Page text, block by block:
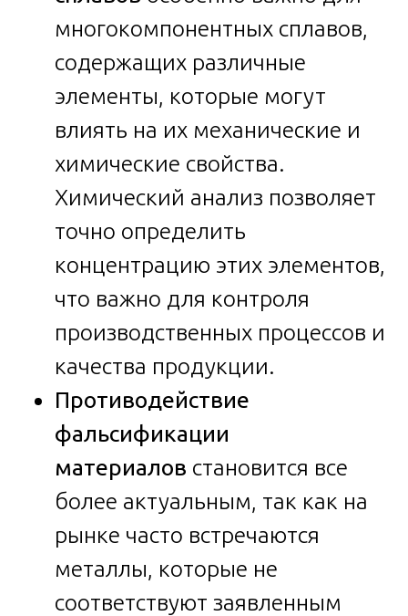
многокомпонентных сплавов,
содержащих различные
элементы, которые могут
влиять на их механические и
химические свойства.
Химический анализ позволяет
точно определить
концентрацию этих элементов,
что важно для контроля
производственных процессов и
качества продукции.
Противодействие
фальсификации
материалов становится все
более актуальным, так как на
рынке часто встречаются
металлы, которые не
соответствуют заявленным